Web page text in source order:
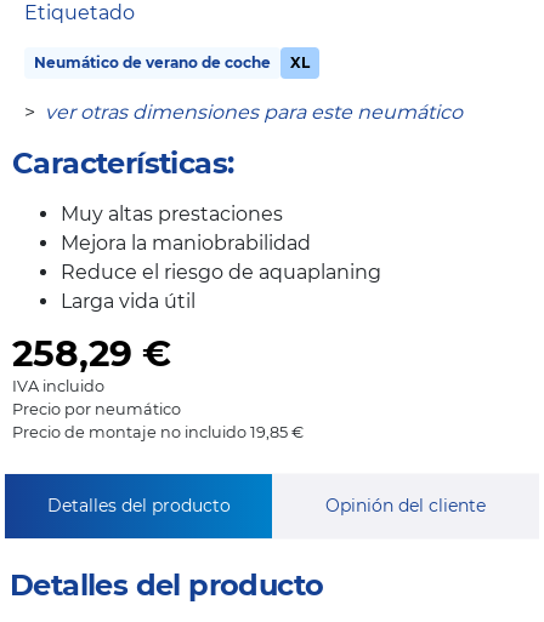
Etiquetado
Neumático de verano de coche XL
> ver otras dimensiones para este neumático
Características:
Muy altas prestaciones
Mejora la maniobrabilidad
Reduce el riesgo de aquaplaning
Larga vida útil
258,29 €
IVA incluido
Precio por neumático
Precio de montaje no incluido 19,85 €
Detalles del producto Opinión del cliente
Detalles del producto